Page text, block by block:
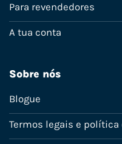
Para revendedores
A tua conta
Sobre nós
Blogue
Termos legais e